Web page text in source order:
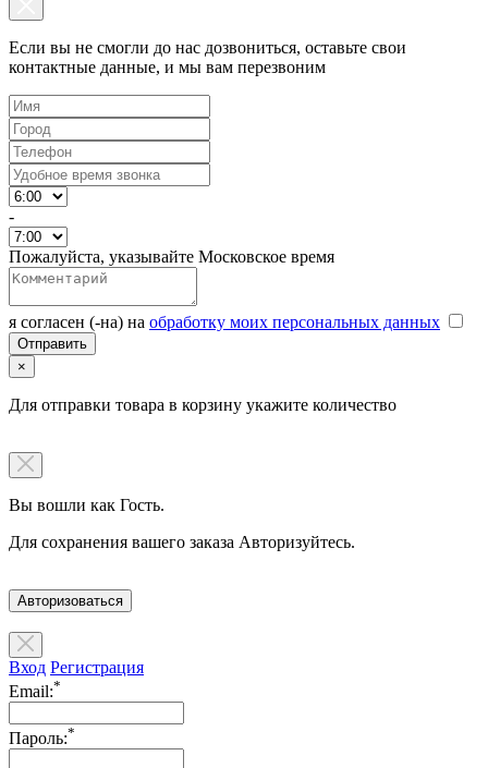
Если вы не смогли до нас дозвониться, оставьте свои
контактные данные, и мы вам перезвоним
-
Пожалуйста, указывайте Московское время
я согласен (-на) на обработку моих персональных данных
×
Для отправки товара в корзину укажите количество
Вы вошли как Гость.
Для сохранения вашего заказа Авторизуйтесь.
Авторизоваться
Вход Регистрация
Email:*
Пароль:*